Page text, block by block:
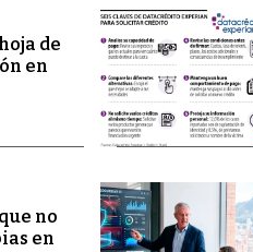
de
en
no
en